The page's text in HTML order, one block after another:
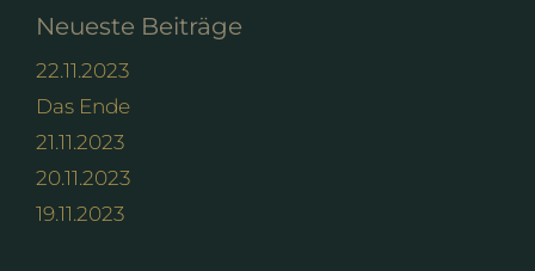
Neueste Beiträge
22.11.2023
Das Ende
21.11.2023
20.11.2023
19.11.2023